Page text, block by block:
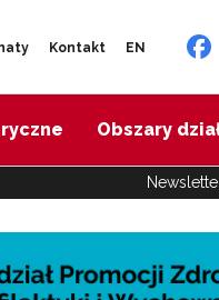
Kontakt EN
Obszary